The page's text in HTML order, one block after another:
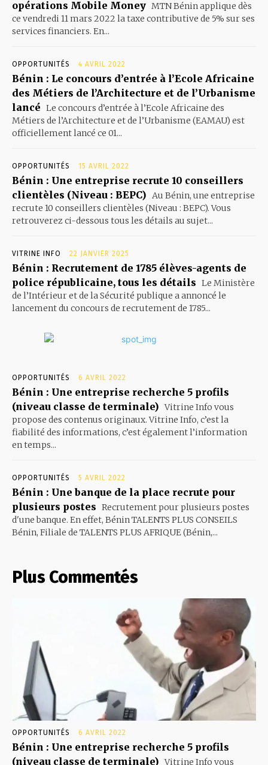
opérations Mobile Money MTN Bénin applique dès
ce vendredi 11 mars 2022 la taxe contributive de 5% sur ses
services financiers. En...
OPPORTUNITÉS 4 AVRIL 2022
Bénin : Le concours d’entrée à l’Ecole Africaine
des Métiers de l’Architecture et de l’Urbanisme
lancé Le concours d’entrée à l’Ecole Africaine des
Métiers de l’Architecture et de l’Urbanisme (EAMAU) est
officiellement lancé ce 01...
OPPORTUNITÉS 15 AVRIL 2022
Bénin : Une entreprise recrute 10 conseillers
clientèles (Niveau : BEPC)
Au Bénin, une entreprise
recrute 10 conseillers clientèles (Niveau : BEPC). Vous
retrouverez ci-dessous tous les détails au sujet...
VITRINE INFO 22 JANVIER 2025
Bénin : Recrutement de 1785 élèves-agents de
police républicaine, tous les détails Le Ministère
de l’Intérieur et de la Sécurité publique a annoncé le
lancement du concours de recrutement de 1785...
OPPORTUNITÉS 6 AVRIL 2022
Bénin : Une entreprise recherche 5 profils
(niveau classe de terminale) Vitrine Info vous
propose des contenus originaux. Vitrine Info, c’est la
fiabilité des informations, c’est également l’information
en temps...
OPPORTUNITÉS 5 AVRIL 2022
Bénin : Une banque de la place recrute pour
plusieurs postes Recrutement pour plusieurs postes
d'une banque. En effet, Bénin TALENTS PLUS CONSEILS
Bénin, Filiale de TALENTS PLUS AFRIQUE (Bénin,...
Plus Commentés
OPPORTUNITÉS 6 AVRIL 2022
Bénin : Une entreprise recherche 5 profils
(niveau classe de terminale) Vitrine Info vous